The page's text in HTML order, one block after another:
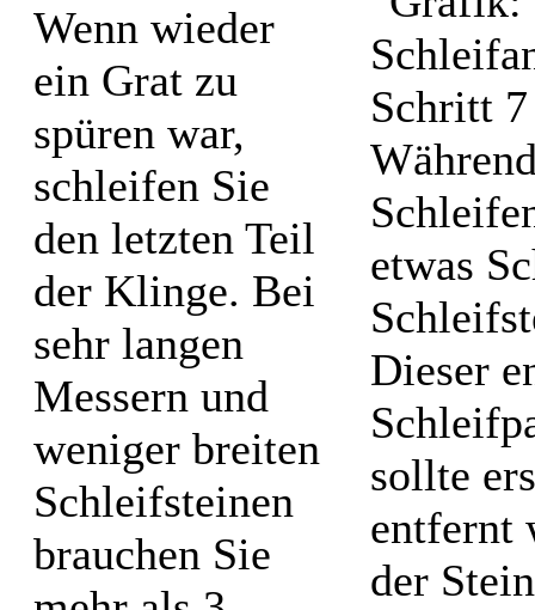
Wenn wieder
ein Grat zu
spüren war,
schleifen Sie
den letzten Teil
der Klinge. Bei
sehr langen
Messern und
weniger breiten
Schleifsteinen
brauchen Sie
etwas
Dieser
sollte
entfernt
der